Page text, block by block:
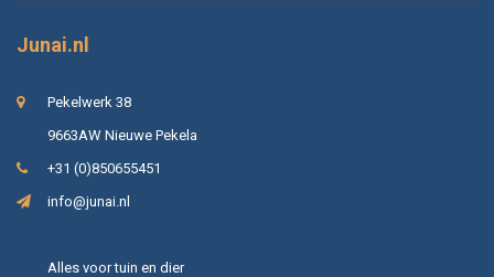
Junai.nl
Pekelwerk 38
9663AW Nieuwe Pekela
+31 (0)850655451
info@junai.nl
Alles voor tuin en dier